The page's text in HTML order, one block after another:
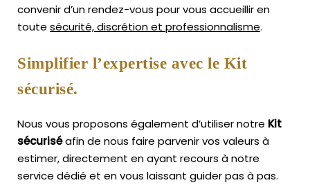
convenir d’un rendez-vous pour vous accueillir en
toute sécurité, discrétion et professionnalisme.
Simplifier l’expertise avec le Kit
sécurisé.
Nous vous proposons également d’utiliser notre Kit
sécuriséafin de nous faire parvenir vos valeurs à
estimer, directement en ayant recours à notre
service dédié et en vous laissant guider pas à pas.